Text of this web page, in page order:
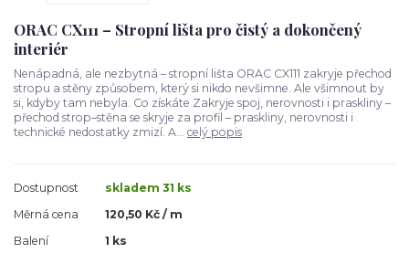
ORAC CX111 – Stropní lišta pro čistý a dokončený
interiér
Nenápadná, ale nezbytná – stropní lišta ORAC CX111 zakryje přechod
stropu a stěny způsobem, který si nikdo nevšimne. Ale všimnout by
si, kdyby tam nebyla. Co získáte Zakryje spoj, nerovnosti i praskliny –
přechod strop–stěna se skryje za profil – praskliny, nerovnosti i
technické nedostatky zmizí. A... celý popis
Dostupnost
skladem 31 ks
Měrná cena
120,50 Kč / m
Balení
1 ks